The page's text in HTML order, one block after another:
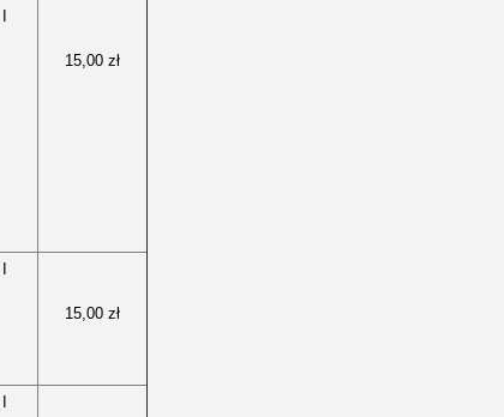
15,00 zł
15,00 zł